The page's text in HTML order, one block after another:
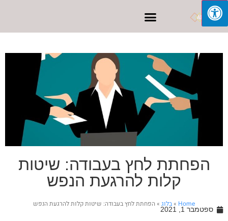
הפחתת לחץ בעבודה: שיטות
קלות להרגעת הנפש
Home
»בלוג»הפחתת לחץ בעבודה: שיטות קלות להרגעת הנפש
ספטמבר 1, 2021